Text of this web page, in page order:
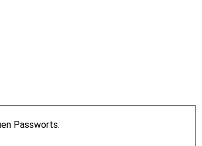
Passworts.